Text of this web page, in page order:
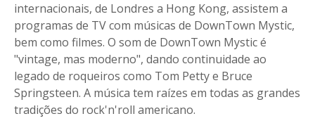
internacionais, de Londres a Hong Kong, assistem a
programas de TV com músicas de DownTown Mystic,
bem como filmes. O som de DownTown Mystic é
"vintage, mas moderno", dando continuidade ao
legado de roqueiros como Tom Petty e Bruce
Springsteen. A música tem raízes em todas as grandes
tradições do rock'n'roll americano.